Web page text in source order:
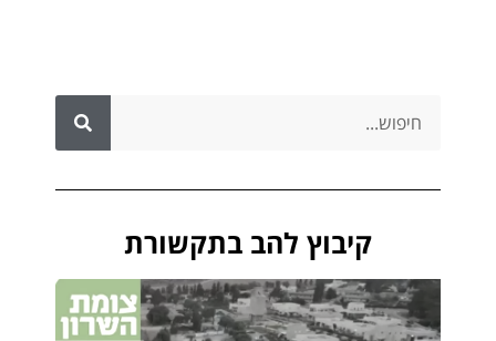
קיבוץ להב בתקשורת